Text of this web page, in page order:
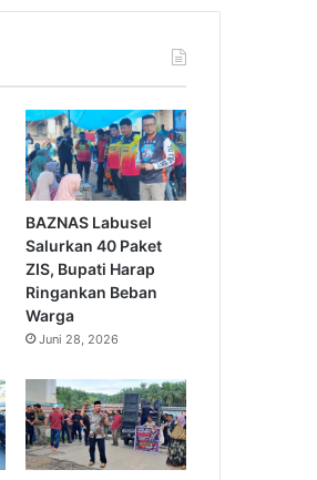
BAZNAS Labusel
Salurkan 40 Paket
ZIS, Bupati Harap
Ringankan Beban
Warga
Juni 28, 2026